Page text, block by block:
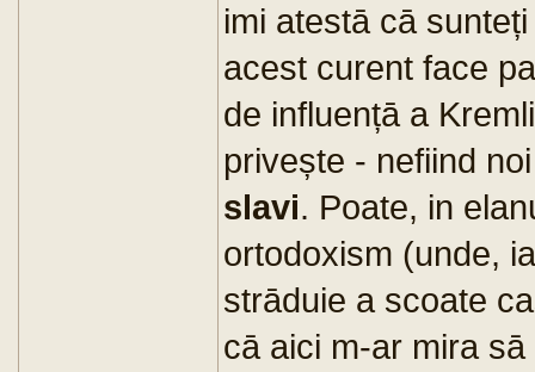
imi atestā cā
acest curent face
de influențā a
privește - nefiind
slavi. Poate, in
ortodoxism (unde,
strāduie a scoate
cā aici m-ar mira